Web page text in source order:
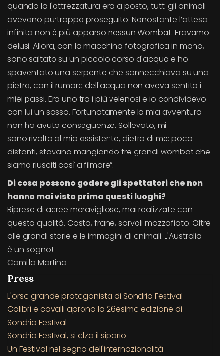
quando la l'attrezzatura era a posto, tutti gli animali
avevano purtroppo proseguito. Nonostante l’attesa
infinita non è più apparso nessun Wombat. Eravamo
delusi. Allora, con la macchina fotografica in mano,
sono saltato su un piccolo corso d'acqua e ho
spaventato una serpente che sonnecchiava su una
pietra, con il rumore dell'acqua non aveva sentito i
miei passi. Era uno tra i più velenosi e io condividevo
con lui un sasso. Fortunatamente la mia avventura
non ha avuto conseguenze. Sollevato, mi
sono rivolto al mio assistente, dietro di me: poco
distanti, stavano mangiando tre grandi wombat che
siamo riusciti così a filmare”.
Di cosa possono godere gli spettatori che non
hanno mai visto prima questi luoghi?
Riprese di aeree meravigliose, mai realizzate con
questa qualità. Costa, frane, sorvoli mozzafiato. Oltre
alle grandi storie e le immagini di animali. L'Australia
è un sogno!
Camilla Martina
Press
L'orso grande protagonista di Sondrio Festival
Colibrì e cavalli aprono la 26esima edizione di
Sondrio Festival
Sondrio Festival, si alza il sipario
Un Festival nel segno dell'internazionalità